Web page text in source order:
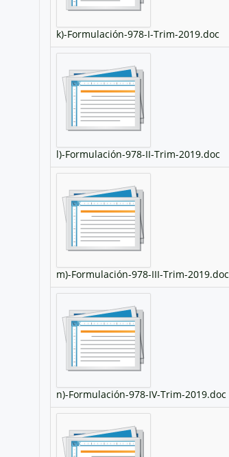
k)-Formulación-978-I-Trim-2019.doc
l)-Formulación-978-II-Trim-2019.doc
m)-Formulación-978-III-Trim-2019.doc
n)-Formulación-978-IV-Trim-2019.doc